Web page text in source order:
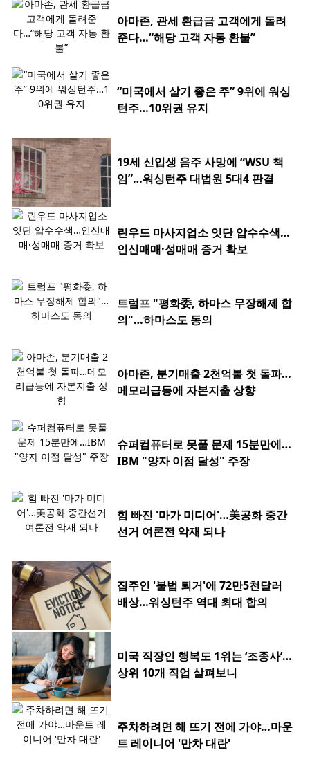
아마존, 관세 환급금 고객에게 돌려
준다…“해당 고객 자동 환불”
“미국에서 살기 좋은 주” 9위에 워싱
턴주…10위권 유지
19세 신입생 음주 사망에 “WSU 책
임”…워싱턴주 대법원 5대4 판결
린우드 마사지업소 잇단 압수수색…
인신매매·성매매 증거 확보
트럼프 "평화委, 하마스 무장해제 합
의"…하마스도 동의
아마존, 분기매출 2천억불 첫 돌파…
메모리급등에 자본지출 상향
슈퍼컴퓨터로 못풀 문제 15분만에…
IBM "양자 이점 달성" 주장
힘 빠진 '마가 미디어'…美공화 중간
선거 여론전 악재 되나
집주인 '불법 퇴거'에 72만5천달러
배상…워싱턴주 역대 최대 합의
미국 직장인 행복도 1위는 ‘조종사’…
상위 10개 직업 살펴보니
주차하려면 해 뜨기 전에 가야…마운
트 레이니어 '만차 대란'